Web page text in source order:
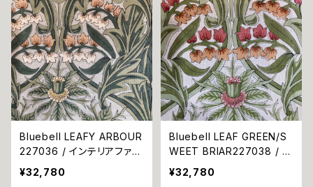
Bluebell LEAFY ARBOUR
227036 / インテリアファブ
リック海外取寄せ品
¥32,780
Bluebell LEAF GREEN/S
WEET BRIAR227038 / イ
ンテリアファブリック海外取
寄せ品
¥32,780